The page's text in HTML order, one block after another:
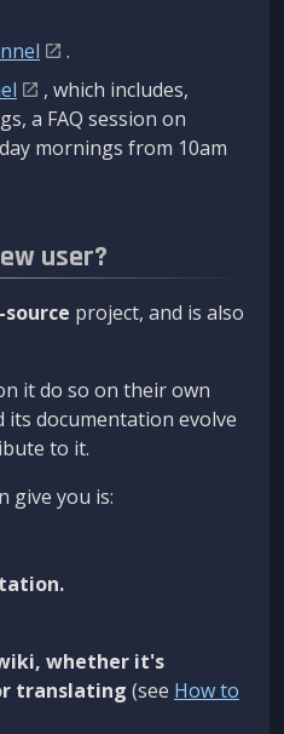
.
, which includes,
a FAQ session on
mornings from 10am
user?
source project, and is also
it do so on their own
its documentation evolve
to it.
give you is:
whether it's
translating (see How to